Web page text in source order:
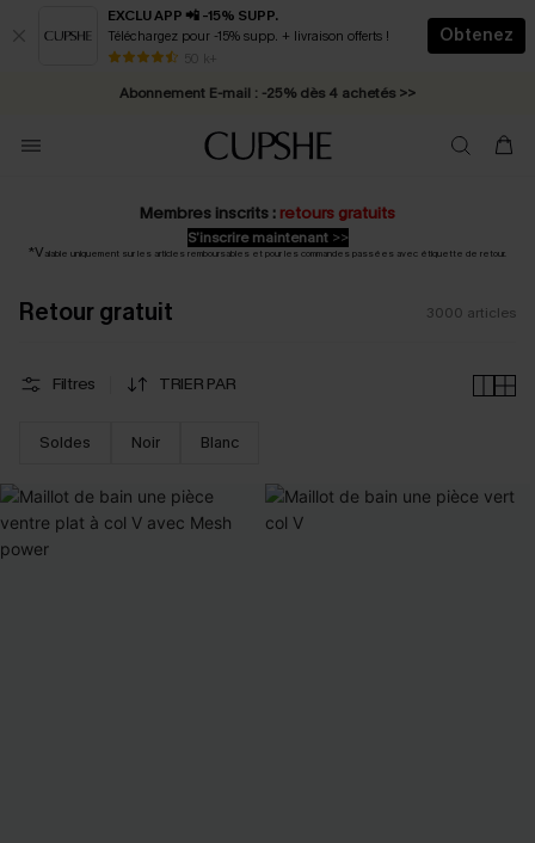
EXCLU APP 📲 -15% SUPP.
Téléchargez pour -15% supp. + livraison offerts !
50 k+
Obtenez
* Livraison éclair 2-3 jours ouvrés >>
Abonnement E-mail : -25% dès 4 achetés >>
Membres inscrits : retours gratuits
S’inscrire maintenant >>
*Valable uniquement sur les articles remboursables et pour les commandes passées avec étiquette de retour.
Retour gratuit 3000 articles
Filtres TRIER PAR
Soldes Noir Blanc